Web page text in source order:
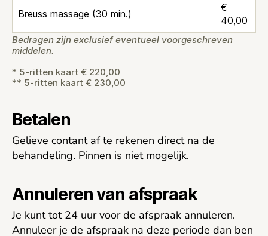
Breuss massage (30 min.)
€
40,00
Bedragen zijn exclusief eventueel voorgeschreven
middelen.
* 5-ritten kaart € 220,00
** 5-ritten kaart € 230,00
Betalen
Gelieve contant af te rekenen direct na de
behandeling. Pinnen is niet mogelijk.
Annuleren van afspraak
Je kunt tot 24 uur voor de afspraak annuleren.
Annuleer je de afspraak na deze periode dan ben